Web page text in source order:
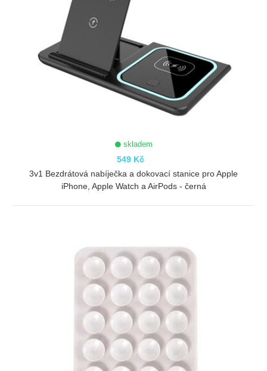
skladem
549 Kč
3v1 Bezdrátová nabíječka a dokovací stanice pro Apple
iPhone, Apple Watch a AirPods - černá